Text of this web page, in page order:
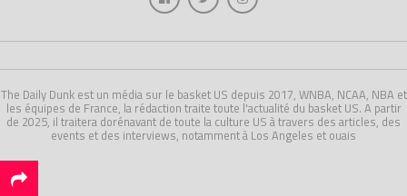
The Daily Dunk est un média sur le basket US depuis 2017, WNBA, NCAA, NBA et
les équipes de France, la rédaction traite toute l'actualité du basket US. A partir
de 2025, il traitera dorénavant de toute la culture US à travers des articles, des
events et des interviews, notamment à Los Angeles et ouais